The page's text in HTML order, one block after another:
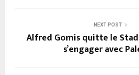
NEXT POST
Alfred Gomis quitte le
s’engager avec